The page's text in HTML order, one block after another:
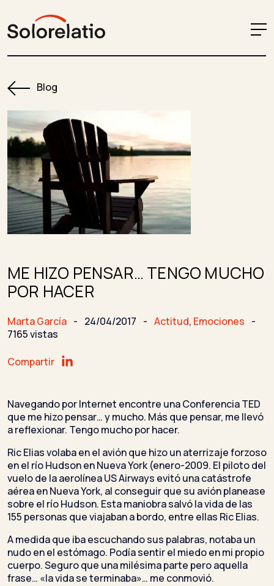
Blog
ME HIZO PENSAR… TENGO MUCHO
POR HACER
Marta García - 24/04/2017 - Actitud, Emociones -
7165 vistas
Compartir
Navegando por Internet encontre una Conferencia TED
que me hizo pensar… y mucho. Más que pensar, me llevó
a reflexionar. Tengo mucho por hacer.
Ric Elias volaba en el avión que hizo un aterrizaje forzoso
en el río Hudson en Nueva York (enero-2009. El piloto del
vuelo de la aerolínea US Airways evitó una catástrofe
aérea en Nueva York, al conseguir que su avión planease
sobre el río Hudson. Esta maniobra salvó la vida de las
155 personas que viajaban a bordo, entre ellas Ric Elias.
A medida que iba escuchando sus palabras, notaba un
nudo en el estómago. Podía sentir el miedo en mi propio
cuerpo. Seguro que una milésima parte pero aquella
frase… «la vida se terminaba»… me conmovió.